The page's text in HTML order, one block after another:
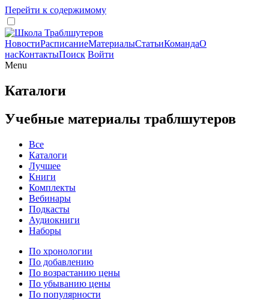
Перейти к содержимому
НовостиРасписаниеМатериалыСтатьиКомандаО
насКонтактыПоиск Войти
Menu
Каталоги
Учебные материалы траблшутеров
Все
Каталоги
Лучшее
Книги
Комплекты
Вебинары
Подкасты
Аудиокниги
Наборы
По хронологии
По добавлению
По возрастанию цены
По убыванию цены
По популярности